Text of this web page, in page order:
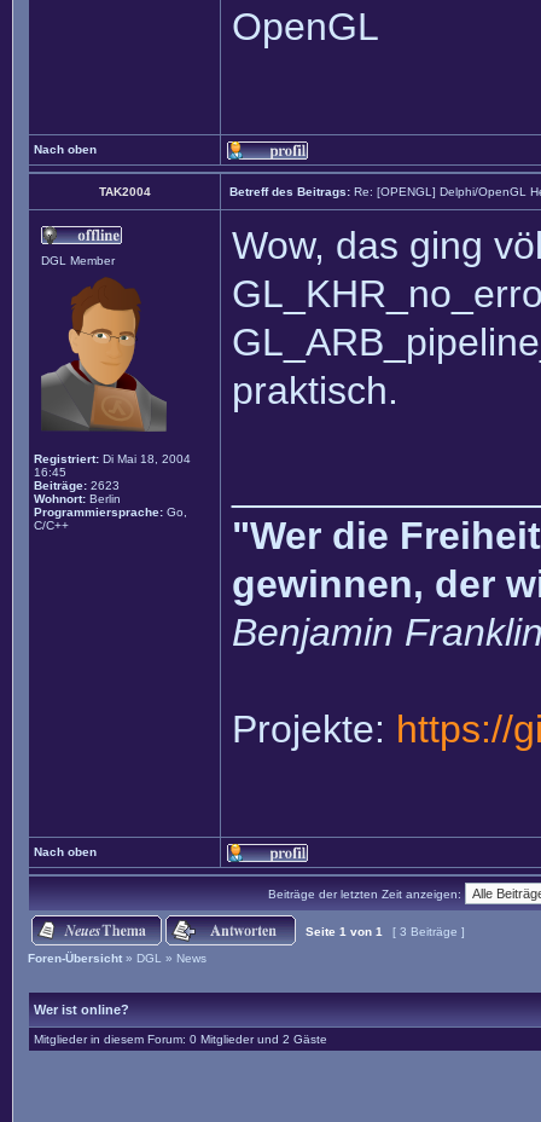
OpenGL
Nach oben
TAK2004 Betreff des Beitrags: Re: [OPENGL] Delphi/OpenGL
DGL Member
Registriert: Di Mai 18, 2004
16:45
Beiträge: 2623
Wohnort: Berlin
Programmiersprache: Go,
C/C++
Wow, das ging
praktisch.
"Wer die
gewinnen, der
Benjamin
Projekte: https://
Nach oben
Beiträge der letzten Zeit anzeigen:
Seite 1 von 1
[ 3 Beiträge ]
Foren-Übersicht » DGL » News
Wer ist online?
Mitglieder in diesem Forum: 0 Mitglieder und 2 Gäste